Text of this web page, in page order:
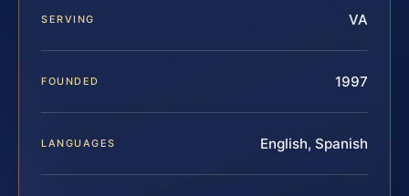
SERVING VA
FOUNDED 1997
LANGUAGES English, Spanish